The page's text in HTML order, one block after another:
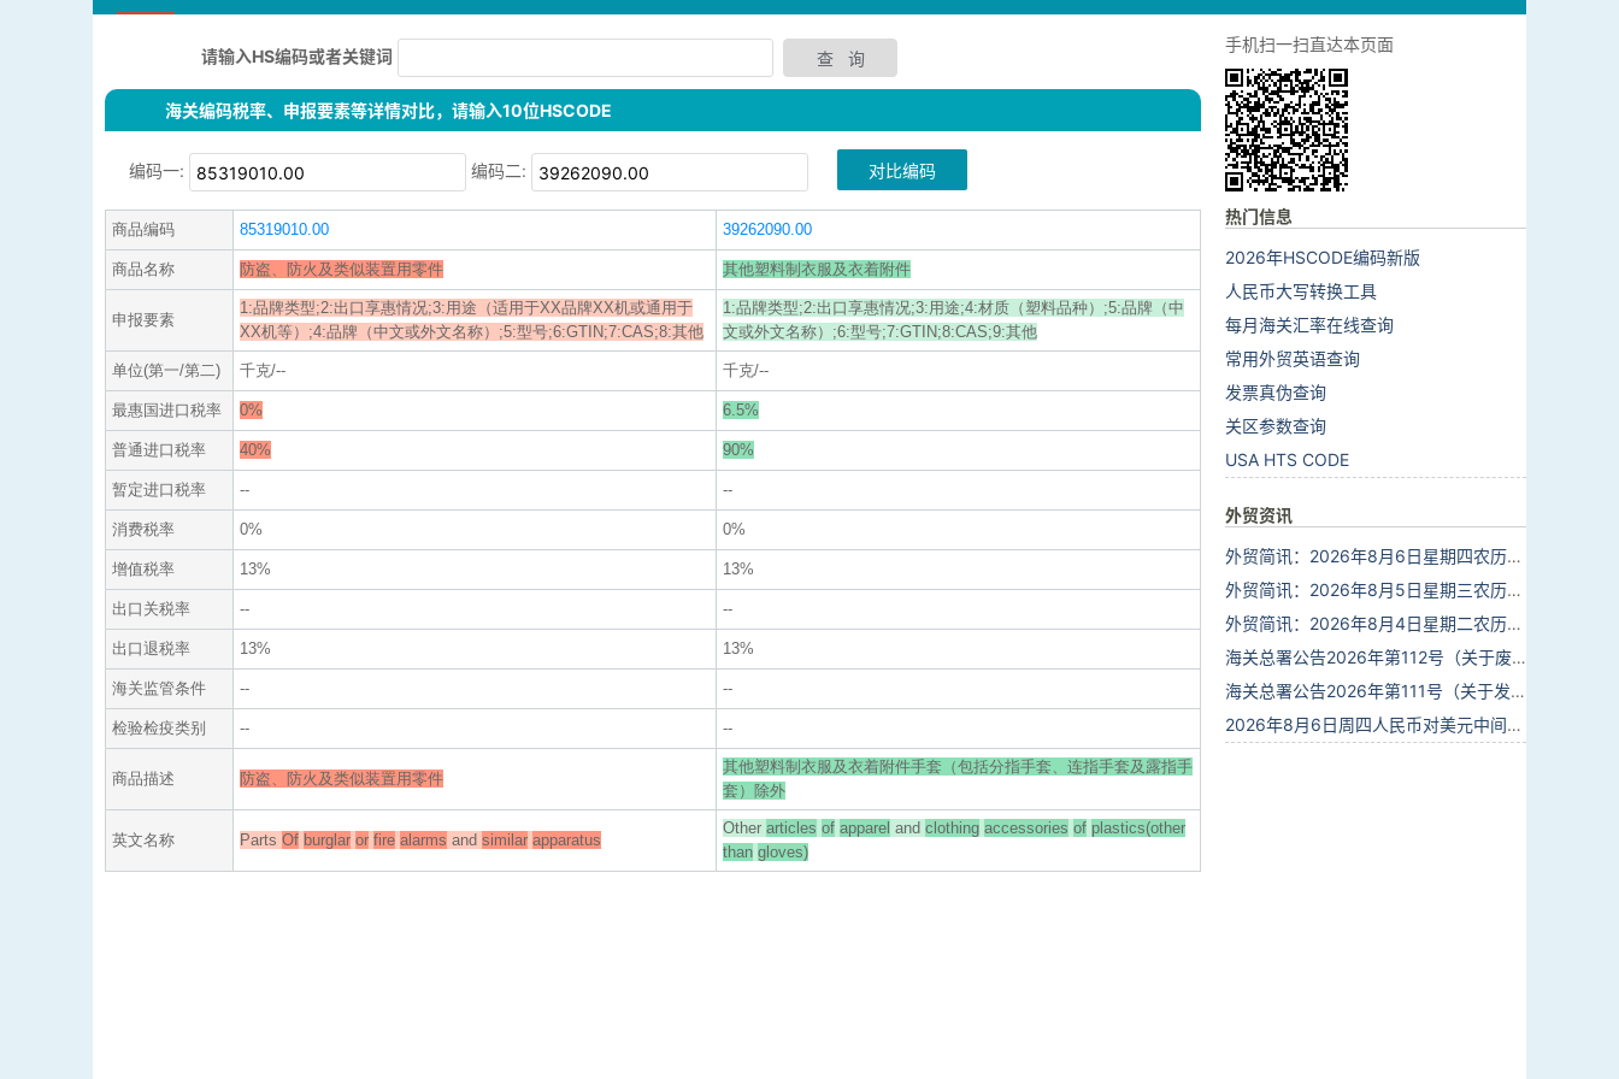
请输入HS编码或者关键词
海关编码税率、申报要素等详情对比，请输入10位HSCODE
编码一: 编码二: 对比编码
商品编码 85319010.00 39262090.00
商品名称 防盗、防火及类似装置用零件 其他塑料制衣服及衣着附件
申报要素
1:品牌类型;2:出口享惠情况;3:用途（适用于XX品牌XX机或通用于
XX机等）;4:品牌（中文或外文名称）;5:型号;6:GTIN;7:CAS;8:其他
1:品牌类型;2:出口享惠情况;3:用途;4:材质（塑料品种）;5:品牌（中
文或外文名称）;6:型号;7:GTIN;8:CAS;9:其他
单位(第一/第二) 千克/-- 千克/--
最惠国进口税率 0% 6.5%
普通进口税率 40% 90%
暂定进口税率 -- --
消费税率 0% 0%
增值税率 13% 13%
出口关税率 -- --
出口退税率 13% 13%
海关监管条件 -- --
检验检疫类别 -- --
商品描述 防盗、防火及类似装置用零件
其他塑料制衣服及衣着附件手套（包括分指手套、连指手套及露指手
套）除外
英文名称 Parts Of burglar or fire alarms and similar apparatus
Other articles of apparel and clothing accessories of plastics(other
than gloves)
手机扫一扫直达本页面
热门信息
2026年HSCODE编码新版
人民币大写转换工具
每月海关汇率在线查询
常用外贸英语查询
发票真伪查询
关区参数查询
USA HTS CODE
外贸资讯
外贸简讯：2026年8月6日星期四农历六月廿四
外贸简讯：2026年8月5日星期三农历六月廿三
外贸简讯：2026年8月4日星期二农历六月廿二
海关总署公告2026年第112号（关于废止部分卫生检疫类规范性文件的公告）
海关总署公告2026年第111号（关于发布《进出境动植物检疫处理监督管理工作规定》《进出境卫生处理监督管理工作规定》的公告）
2026年8月6日周四人民币对美元中间价报6.7895调贬6个基点